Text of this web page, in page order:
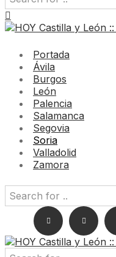
Portada
Ávila
Burgos
León
Palencia
Salamanca
Segovia
Soria
Valladolid
Zamora